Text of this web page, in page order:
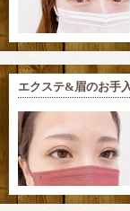
エクステ&眉のお手